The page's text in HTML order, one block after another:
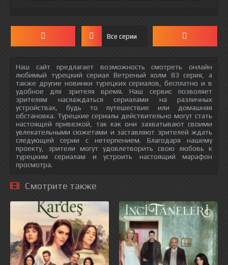
Все серии
Наш сайт предлагает возможность смотреть онлайн
любимый турецкий сериал Ветреный холм 83 серия, а
также другие новинки турецких сериалов, бесплатно и в
удобное для зрителя время. Наш сервис позволяет
зрителям наслаждаться сериалами на различных
устройствах, будь то путешествие или домашняя
обстановка. Турецкие сериалы действительно могут стать
настоящей привязкой, так как они захватывают своими
увлекательными сюжетами и заставляют зрителей ждать
следующей серии с нетерпением. Благодаря нашему
проекту, зрители могут удовлетворить свою любовь к
турецким сериалам и устроить настоящий марафон
просмотра.
Смотрите также